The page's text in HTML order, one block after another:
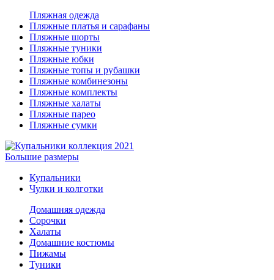
Пляжная одежда
Пляжные платья и сарафаны
Пляжные шорты
Пляжные туники
Пляжные юбки
Пляжные топы и рубашки
Пляжные комбинезоны
Пляжные комплекты
Пляжные халаты
Пляжные парео
Пляжные сумки
Большие размеры
Купальники
Чулки и колготки
Домашняя одежда
Сорочки
Халаты
Домашние костюмы
Пижамы
Туники